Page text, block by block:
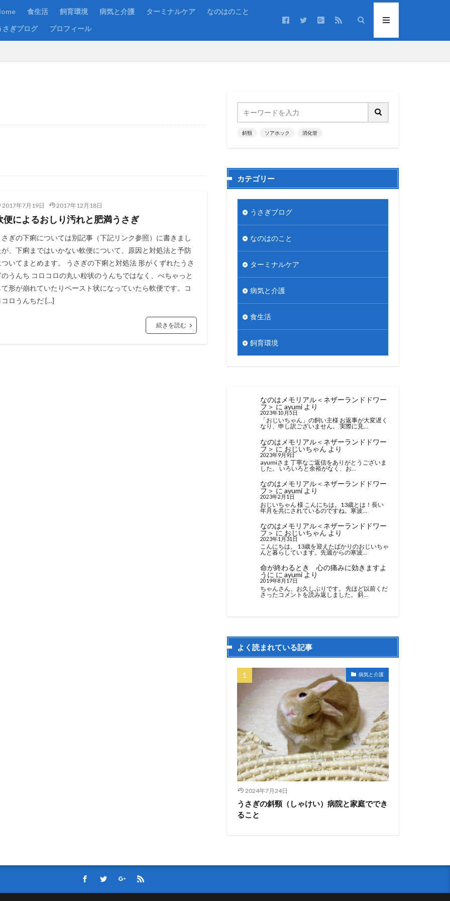
食生活 飼育環境 病気と介護 ターミナルケア
なのはのこと
さぎブログ
プロフィール
2017年7月19日 2017年12月18日
便によるおしり汚れと肥満うさぎ
さぎの下痢については別記事（下記リンク参照）に書きまし
が、下痢まではいかない軟便について、原因と対処法と予防
ついてまとめます。 うさぎの下痢と対処法 形がくずれたうさ
のうんち コロコロの丸い粒状のうんちではなく、べちゃっと
て形が崩れていたりペースト状になっていたら軟便です。コ
コロうんちだ […]
続きを読む
斜頸 ソアホック 消化管
カテゴリー
うさぎブログ
なのはのこと
ターミナルケア
病気と介護
食生活
飼育環境
なのはメモリアル＜ネザーランドドワー
フ＞ に ayumiより
2023年10月5日
「おじいちゃん」の飼い主様 お返事が大変遅く
なり、申し訳ございません。 実際に見…
なのはメモリアル＜ネザーランドドワー
フ＞ に おじいちゃん より
2023年9月9日
ayumiさま 丁寧なご返信をありがとうございま
した。 いろいろと余裕がなく、お…
なのはメモリアル＜ネザーランドドワー
フ＞ に ayumiより
2023年2月1日
おじいちゃん 様 こんにちは。13歳とは！長い
年月を共にされているのですね。寒波…
なのはメモリアル＜ネザーランドドワー
フ＞ に おじいちゃん より
2023年1月31日
こんにちは。 13歳を迎えたばかりのおじいちゃ
んと暮らしています。先週からの寒波…
命が終わるとき 心の痛みに効きますよ
うに に ayumiより
2019年8月17日
ちゃんさん、お久しぶりです。 先ほど以前くだ
さったコメントを読み返しました。 斜…
よく読まれている記事
病気と介護
2024年7月24日
うさぎの斜頸（しゃけい）病院と家庭ででき
ること